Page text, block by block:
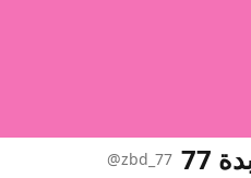
77
@zbd_77